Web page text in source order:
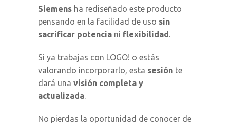
Siemens ha rediseñado este producto
pensando en la facilidad de uso sin
sacrificar potencia ni flexibilidad.
Si ya trabajas con LOGO! o estás
valorando incorporarlo, esta sesión te
dará una visión completa y
actualizada.
No pierdas la oportunidad de conocer de